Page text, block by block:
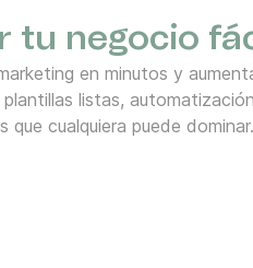
tu negocio
en minutos y
listas,
que cualquiera puede dominar.